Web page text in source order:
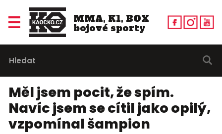
MMA, K1, BOX
bojové sporty
Měl jsem pocit, že spím.
Navíc jsem se cítil jako opilý,
vzpomínal šampion